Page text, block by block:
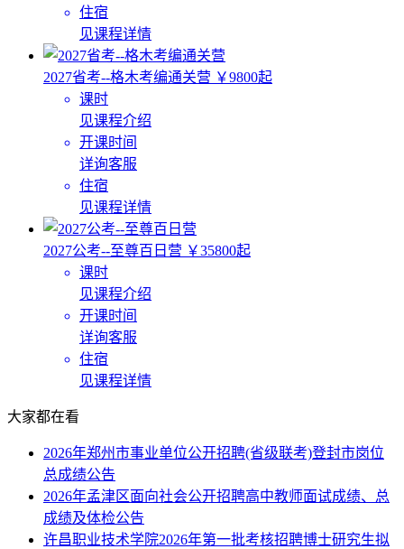
住宿
见课程详情
2027省考--格木考编通关营 ￥9800起
课时
见课程介绍
开课时间
详询客服
住宿
见课程详情
2027公考--至尊百日营 ￥35800起
课时
见课程介绍
开课时间
详询客服
住宿
见课程详情
大家都在看
2026年郑州市事业单位公开招聘(省级联考)登封市岗位
总成绩公告
2026年孟津区面向社会公开招聘高中教师面试成绩、总
成绩及体检公告
许昌职业技术学院2026年第一批考核招聘博士研究生拟